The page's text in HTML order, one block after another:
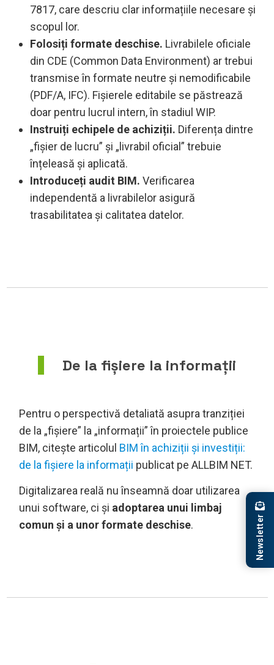
7817, care descriu clar informațiile necesare și
scopul lor.
Folosiți formate deschise. Livrabilele oficiale
din CDE (Common Data Environment) ar trebui
transmise în formate neutre și nemodificabile
(PDF/A, IFC). Fișierele editabile se păstrează
doar pentru lucrul intern, în stadiul WIP.
Instruiți echipele de achiziții. Diferența dintre
„fișier de lucru” și „livrabil oficial” trebuie
înțeleasă și aplicată.
Introduceți audit BIM. Verificarea
independentă a livrabilelor asigură
trasabilitatea și calitatea datelor.
De la fișiere la informații
Pentru o perspectivă detaliată asupra tranziției
de la „fișiere” la „informații” în proiectele publice
BIM, citește articolul BIM în achiziții și investiții:
de la fișiere la informații publicat pe ALLBIM NET.
Digitalizarea reală nu înseamnă doar utilizarea
unui software, ci și adoptarea unui limbaj
comun și a unor formate deschise. Newsletter